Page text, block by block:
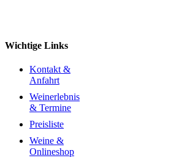
Wichtige Links
Kontakt &
Anfahrt
Weinerlebnis
& Termine
Preisliste
Weine &
Onlineshop